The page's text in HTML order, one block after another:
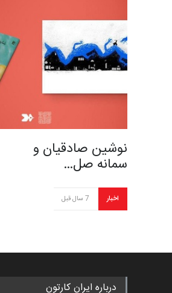
نوشین صادقیان و
سمانه صل…
اخبار 7 سال قبل
درباره ایران کارتون